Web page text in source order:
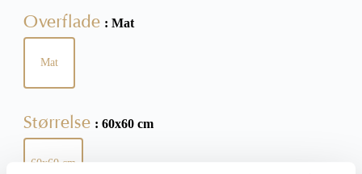
Overflade : Mat
Mat
Størrelse : 60x60 cm
60x60 cm